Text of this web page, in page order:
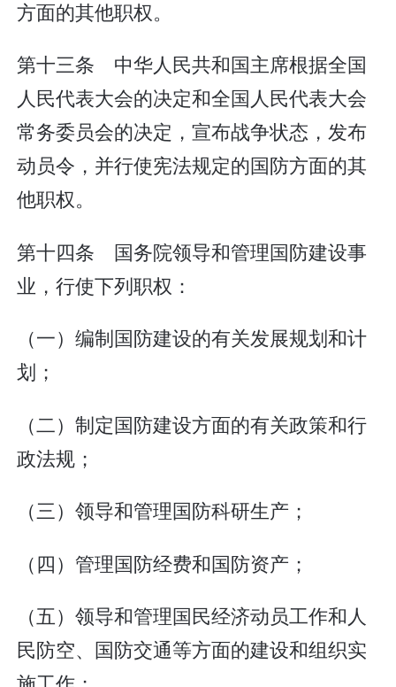
方面的其他职权。
第十三条 中华人民共和国主席根据全国
人民代表大会的决定和全国人民代表大会
常务委员会的决定，宣布战争状态，发布
动员令，并行使宪法规定的国防方面的其
他职权。
第十四条 国务院领导和管理国防建设事
业，行使下列职权：
（一）编制国防建设的有关发展规划和计
划；
（二）制定国防建设方面的有关政策和行
政法规；
（三）领导和管理国防科研生产；
（四）管理国防经费和国防资产；
（五）领导和管理国民经济动员工作和人
民防空、国防交通等方面的建设和组织实